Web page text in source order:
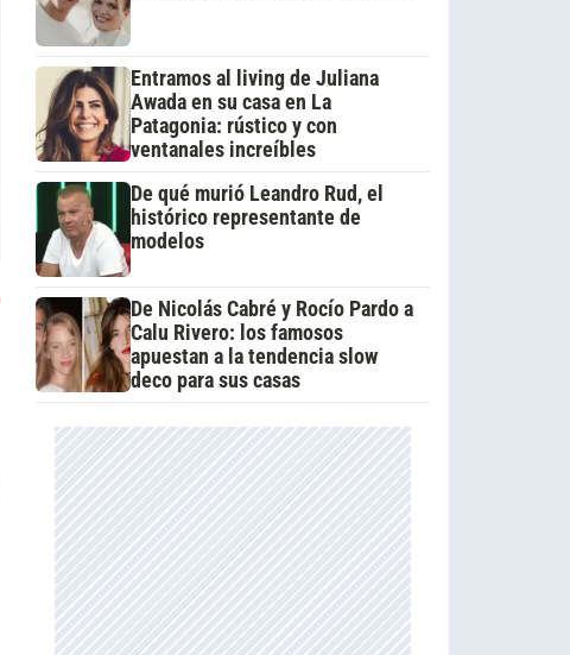
Entramos al living de Juliana
Awada en su casa en La
Patagonia: rústico y con
ventanales increíbles
De qué murió Leandro Rud, el
histórico representante de
modelos
De Nicolás Cabré y Rocío Pardo a
Calu Rivero: los famosos
apuestan a la tendencia slow
deco para sus casas